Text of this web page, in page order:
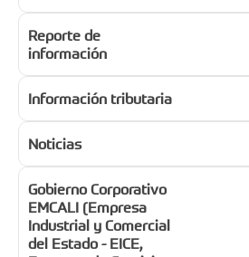
Reporte de
información
Información tributaria
Noticias
Gobierno Corporativo
EMCALI (Empresa
Industrial y Comercial
del Estado - EICE,